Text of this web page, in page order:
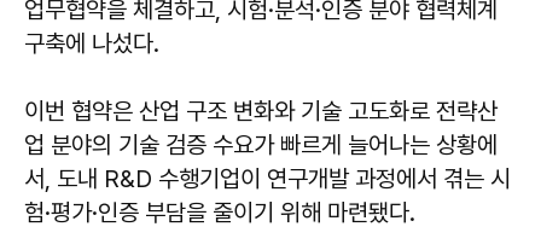
업무협약을 체결하고, 시험·분석·인증 분야 협력체계
구축에 나섰다.
이번 협약은 산업 구조 변화와 기술 고도화로 전략산
업 분야의 기술 검증 수요가 빠르게 늘어나는 상황에
서, 도내 R&D 수행기업이 연구개발 과정에서 겪는 시
험·평가·인증 부담을 줄이기 위해 마련됐다.